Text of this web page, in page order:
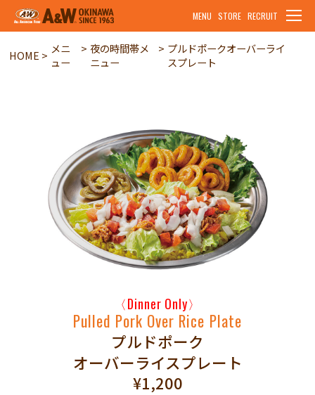
MENU STORE RECRUIT
HOME
メニ
ュー
夜の時間帯メ
ニュー
プルドポークオーバーライ
スプレート
〈Dinner Only〉
Pulled Pork Over Rice Plate
プルドポーク
オーバーライスプレート
¥1,200